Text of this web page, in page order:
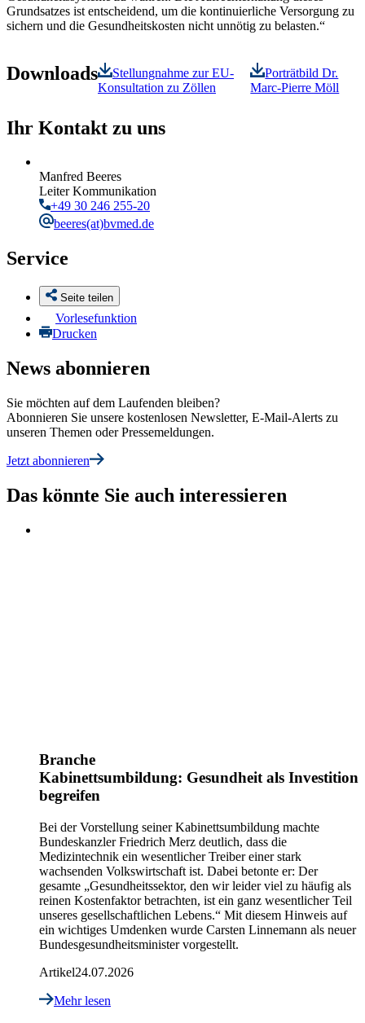
Grundsatzes ist entscheidend, um die kontinuierliche Versorgung zu
sichern und die Gesundheitskosten nicht unnötig zu belasten.“
Downloads
Stellungnahme zur EU-
Konsultation zu Zöllen
Porträtbild Dr.
Marc-Pierre Möll
Ihr Kontakt zu uns
Manfred Beeres
Leiter Kommunikation
+49 30 246 255-20
beeres(at)bvmed.de
Service
Seite teilen
Vorlesefunktion
Drucken
News abonnieren
Sie möchten auf dem Laufenden bleiben?
Abonnieren Sie unsere kostenlosen Newsletter, E-Mail-Alerts zu
unseren Themen oder Pressemeldungen.
Jetzt abonnieren
Das könnte Sie auch interessieren
Branche
Kabinettsumbildung: Gesundheit als Investition
begreifen
Bei der Vorstellung seiner Kabinettsumbildung machte
Bundeskanzler Friedrich Merz deutlich, dass die
Medizintechnik ein wesentlicher Treiber einer stark
wachsenden Volkswirtschaft ist. Dabei betonte er: Der
gesamte „Gesundheitssektor, den wir leider viel zu häufig als
reinen Kostenfaktor betrachten, ist ein ganz wesentlicher Teil
unseres gesellschaftlichen Lebens.“ Mit diesem Hinweis auf
ein wichtiges Umdenken wurde Carsten Linnemann als neuer
Bundesgesundheitsminister vorgestellt.
Artikel24.07.2026
Mehr lesen